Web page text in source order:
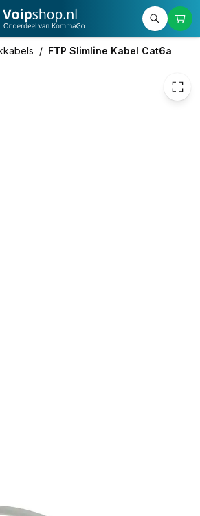
/ FTP Slimline Kabel Cat6a